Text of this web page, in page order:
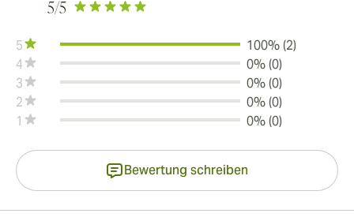
5/5
5
100% (2)
4
0% (0)
3
0% (0)
2
0% (0)
1
0% (0)
Bewertung schreiben